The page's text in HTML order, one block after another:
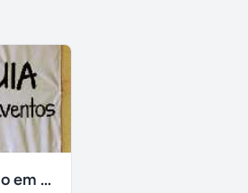
faixas no tecido em ate 24H